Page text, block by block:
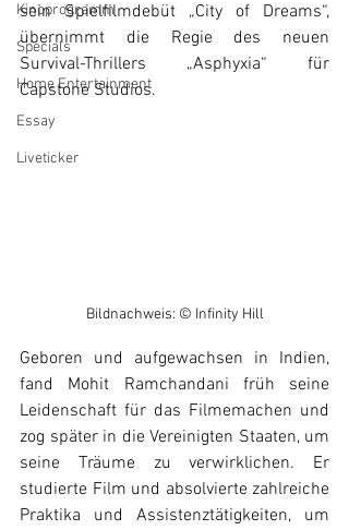
Kinoprogramm
Specials
Home Entertainment
Essay
Liveticker
sein Spielfilmdebüt „City of Dreams“,
übernimmt die Regie des neuen
Survival-Thrillers „Asphyxia“ für
Capstone Studios.
Bildnachweis: © Infinity Hill
Geboren und aufgewachsen in Indien,
fand Mohit Ramchandani früh seine
Leidenschaft für das Filmemachen und
zog später in die Vereinigten Staaten, um
seine Träume zu verwirklichen. Er
studierte Film und absolvierte zahlreiche
Praktika und Assistenztätigkeiten, um